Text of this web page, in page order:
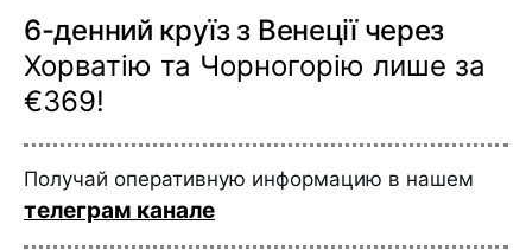
6-денний круїз з Венеції через
Хорватію та Чорногорію лише за
€369!
Получай оперативную информацию в нашем
телеграм канале